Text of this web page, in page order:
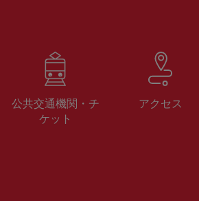
公共交通機関・チ
ケット
アクセス